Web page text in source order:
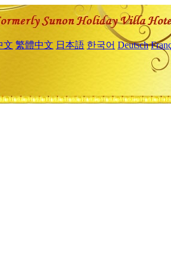
文 繁體中文 日本語 한국어 Deutsch